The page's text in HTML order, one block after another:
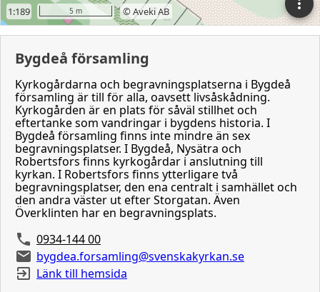
Bygdeå församling
Kyrkogårdarna och begravningsplatserna i Bygdeå
församling är till för alla, oavsett livsåskådning.
Kyrkogården är en plats för såväl stillhet och
eftertanke som vandringar i bygdens historia. I
Bygdeå församling finns inte mindre än sex
begravningsplatser. I Bygdeå, Nysätra och
Robertsfors finns kyrkogårdar i anslutning till
kyrkan. I Robertsfors finns ytterligare två
begravningsplatser, den ena centralt i samhället och
den andra väster ut efter Storgatan. Även
Överklinten har en begravningsplats.
0934-144 00
bygdea.forsamling@svenskakyrkan.se
Länk till hemsida